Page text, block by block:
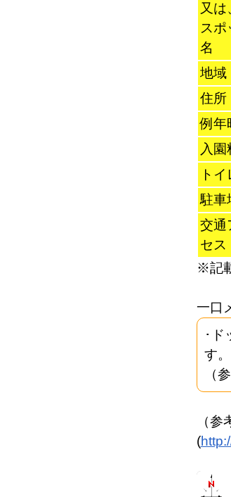
又は
スポ
名
地域
住所
例年
入園
トイ
駐車
交通
セス
※記
一口
･ド
す。
（
（
(